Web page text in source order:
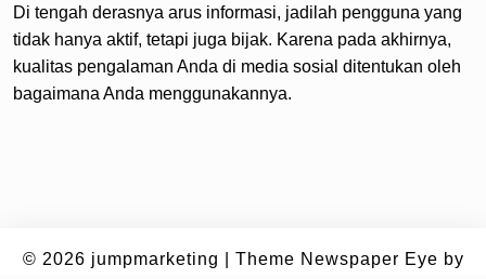
Di tengah derasnya arus informasi, jadilah pengguna yang
tidak hanya aktif, tetapi juga bijak. Karena pada akhirnya,
kualitas pengalaman Anda di media sosial ditentukan oleh
bagaimana Anda menggunakannya.
© 2026 jumpmarketing Theme Newspaper Eye by